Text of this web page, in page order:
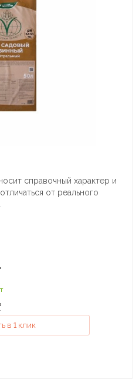
справочный характер и
от реального
в 1 клик